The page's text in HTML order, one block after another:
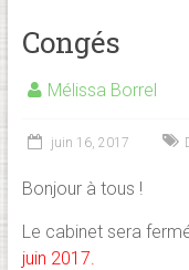
Congés
Mélissa Borrel
juin 16, 2017
Bonjour à tous !
Le cabinet sera
juin 2017.